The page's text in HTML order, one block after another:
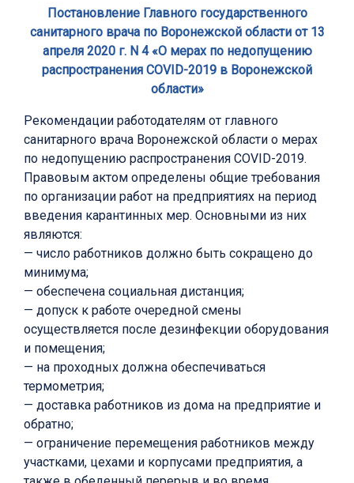
Постановление Главного государственного
санитарного врача по Воронежской области от 13
апреля 2020 г. N 4 «О мерах по недопущению
распространения COVID-2019 в Воронежской
области»
Рекомендации работодателям от главного
санитарного врача Воронежской области о мерах
по недопущению распространения COVID-2019.
Правовым актом определены общие требования
по организации работ на предприятиях на период
введения карантинных мер. Основными из них
являются:
— число работников должно быть сокращено до
минимума;
— обеспечена социальная дистанция;
— допуск к работе очередной смены
осуществляется после дезинфекции оборудования
и помещения;
— на проходных должна обеспечиваться
термометрия;
— доставка работников из дома на предприятие и
обратно;
— ограничение перемещения работников между
участками, цехами и корпусами предприятия, а